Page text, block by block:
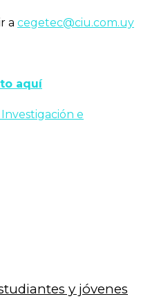
a cegetec@ciu.com.uy
aquí
e
y jóvenes